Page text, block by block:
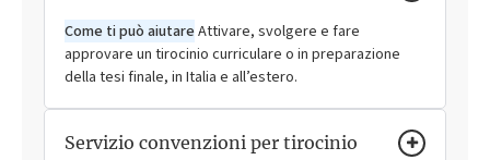
Come ti può aiutareAttivare, svolgere e fare
approvare un tirocinio curriculare o in preparazione
della tesi finale, in Italia e all’estero.
Servizio convenzioni per tirocinio